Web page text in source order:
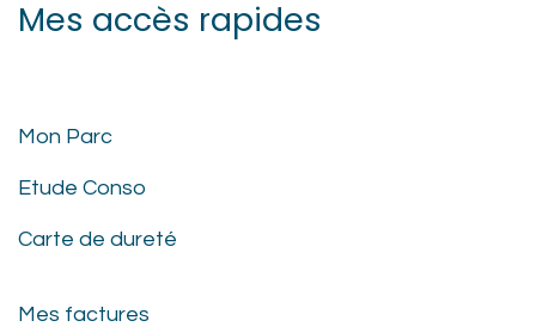
Mes accès rapides
Mon Parc
Etude Conso
Carte de dureté
Mes factures